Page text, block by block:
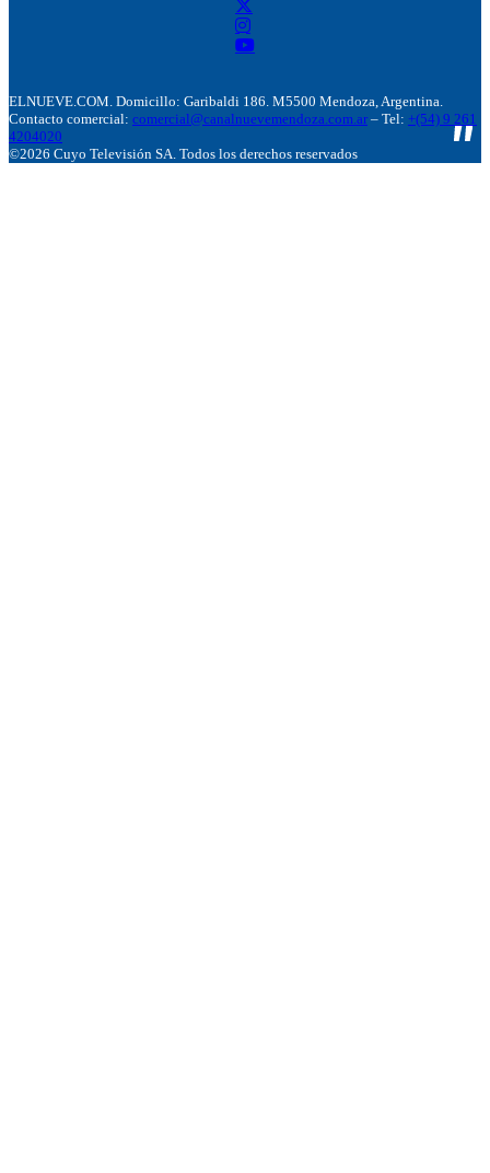
ELNUEVE.COM. Domicillo: Garibaldi 186. M5500 Mendoza, Argentina.
Contacto comercial: comercial@canalnuevemendoza.com.ar – Tel: +(54) 9 261
4204020
©2026 Cuyo Televisión SA. Todos los derechos reservados